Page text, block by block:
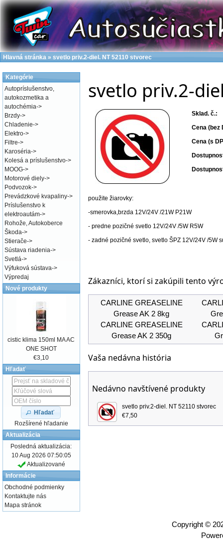
svetlo priv.2-
Sklad. č.:
Cena (bez
Cena (s
použite žiarovky:
-smerovka,brzda 12V/24V /21W P21W
- predne pozičné svetlo 12V/24V /5W R5W
- zadné pozičné svetlo, svetlo ŠPZ 12V/24V /5W
Zákazníci, ktorí si zakúpili tento
CARLINE GREASELINE
Grease AK 2 8kg
CARLINE GREASELINE
Grease AK 2 350g
Vaša nedávna história
Nedávno navštívené produkty
svetlo priv.2-diel. NT 52110 stvorec
€7,50
Kategórie
Autopríslušenstvo,
autokozmetika a
autochémia->
Brzdy->
Chladenie->
Elektro->
Filtre->
Karoséria->
Kolesá a príslušenstvo->
MOOG->
Motorové diely->
Podvozok->
Prevádzkové kvapaliny->
Príslušenstvo k
elektroautám->
Rohože, Autokoberce
Škoda->
Stierače->
Sústava riadenia->
Svetlá->
Výfuková sústava->
Výpredaj
Nové produkty
cistic klima 150ml MA AC
ONE SHOT
€3,10
Hľadať
Hľadať
Rozšírené hľadanie
Aktualizácia
Posledná aktualizácia:
10 Aug 2026 07:50:05
Aktualizované
Informácie
Obchodné podmienky
Kontaktujte nás
Mapa stránok
Hlavná stránka » svetlo priv.2-diel. NT 52110 stvorec
Copyright ©